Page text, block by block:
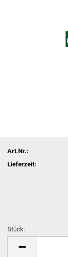
Art.Nr.:
Lieferzeit:
Stück: